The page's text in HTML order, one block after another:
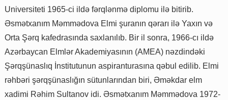
Universiteti 1965-ci ildə fərqlənmə diplomu ilə bitirib.
Əsmətxanım Məmmədova Elmi şuranın qərarı ilə Yaxın və
Orta Şərq kafedrasında saxlanılıb. Bir il sonra, 1966-cı ildə
Azərbaycan Elmlər Akademiyasının (AMEA) nəzdindəki
Şərqşünaslıq İnstitutunun aspiranturasına qəbul edilib. Elmi
rəhbəri şərqşünaslığın sütunlarından biri, Əməkdar elm
xadimi Rəhim Sultanov idi. Əsmətxanım Məmmədova 1972-